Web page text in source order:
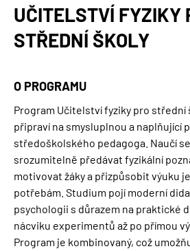
STUDIUM
FAKULTA
UČITELSTVÍ FYZIKY
STŘEDNÍ ŠKOLY
O PROGRAMU
Program Učitelství fyziky pro
připraví na smysluplnou a naplňující
středoškolského pedagoga. Naučí
srozumitelně předávat fyzikální
motivovat žáky a přizpůsobit výuku
potřebám. Studium pojí moderní
psychologii s důrazem na praktické
nácviku experimentů až po přímou
Program je kombinovaný, což